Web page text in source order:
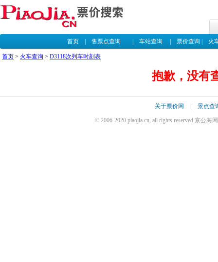
首页| 售票点查询 车站查询 票价查询 火
首页 > 火车查询 > D3118次列车时刻表
抱歉，没有
关于票价网 景点查
© 2006-2020 piaojia.cn, all rights reserved 京公海